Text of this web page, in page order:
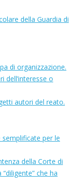
della Guardia di
di organizzazione.
dell’interesse o
autori del reato.
per le
della Corte di
che ha